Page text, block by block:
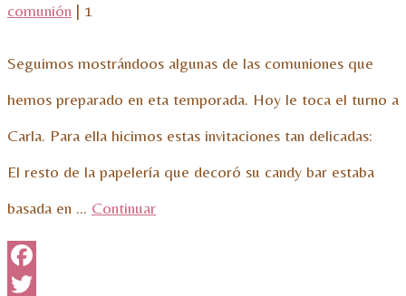
comunión | 1
Seguimos mostrándoos algunas de las comuniones que
hemos preparado en eta temporada. Hoy le toca el turno a
Carla. Para ella hicimos estas invitaciones tan delicadas:
El resto de la papelería que decoró su candy bar estaba
basada en … Continuar
Facebook